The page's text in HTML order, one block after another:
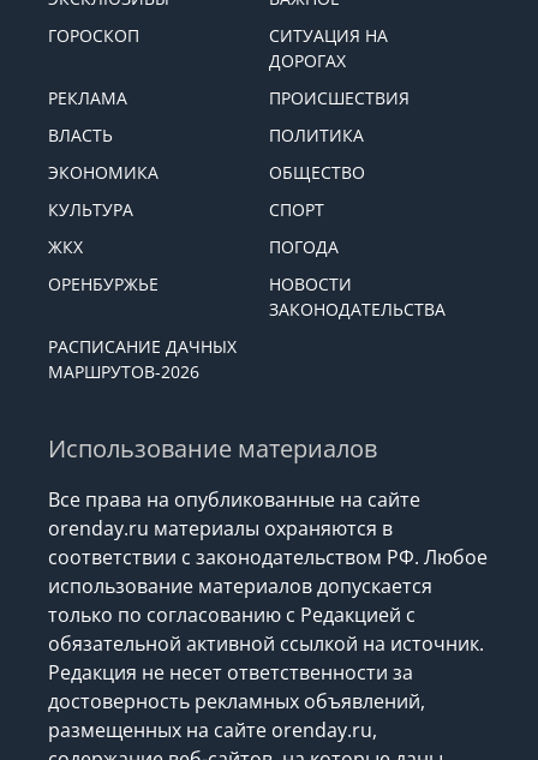
ГОРОСКОП
СИТУАЦИЯ НА
ДОРОГАХ
РЕКЛАМА
ПРОИСШЕСТВИЯ
ВЛАСТЬ
ПОЛИТИКА
ЭКОНОМИКА
ОБЩЕСТВО
КУЛЬТУРА
СПОРТ
ЖКХ
ПОГОДА
ОРЕНБУРЖЬЕ
НОВОСТИ
ЗАКОНОДАТЕЛЬСТВА
РАСПИСАНИЕ ДАЧНЫХ
МАРШРУТОВ-2026
Использование материалов
Все права на опубликованные на сайте
orenday.ru материалы охраняются в
соответствии с законодательством РФ. Любое
использование материалов допускается
только по согласованию с Редакцией с
обязательной активной ссылкой на источник.
Редакция не несет ответственности за
достоверность рекламных объявлений,
размещенных на сайте orenday.ru,